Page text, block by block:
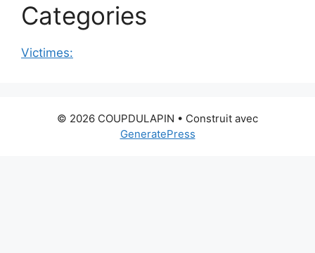
Categories
Victimes:
© 2026 COUPDULAPIN • Construit avec
GeneratePress